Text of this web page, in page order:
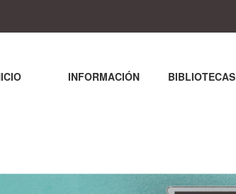
INFORMACIÓN BIBLIOTECAS